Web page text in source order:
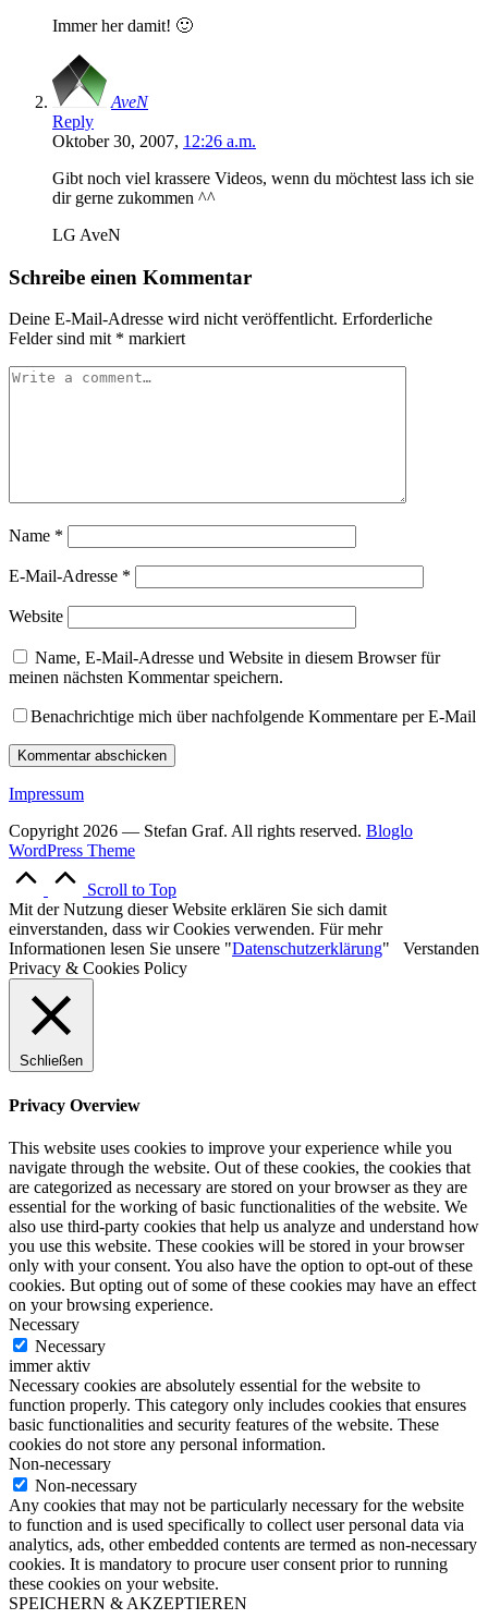
Immer her damit! 🙂
AveN
Reply
Oktober 30, 2007, 12:26 a.m.
Gibt noch viel krassere Videos, wenn du möchtest lass ich sie
dir gerne zukommen ^^
LG AveN
Schreibe einen Kommentar
Deine E-Mail-Adresse wird nicht veröffentlicht. Erforderliche
Felder sind mit * markiert
Name *
E-Mail-Adresse *
Website
Name, E-Mail-Adresse und Website in diesem Browser für
meinen nächsten Kommentar speichern.
Benachrichtige mich über nachfolgende Kommentare per E-Mail
Impressum
Copyright 2026 — Stefan Graf. All rights reserved. Bloglo
WordPress Theme
Scroll to Top
Mit der Nutzung dieser Website erklären Sie sich damit
einverstanden, dass wir Cookies verwenden. Für mehr
Informationen lesen Sie unsere "Datenschutzerklärung" Verstanden
Privacy & Cookies Policy
Schließen
Privacy Overview
This website uses cookies to improve your experience while you
navigate through the website. Out of these cookies, the cookies that
are categorized as necessary are stored on your browser as they are
essential for the working of basic functionalities of the website. We
also use third-party cookies that help us analyze and understand how
you use this website. These cookies will be stored in your browser
only with your consent. You also have the option to opt-out of these
cookies. But opting out of some of these cookies may have an effect
on your browsing experience.
Necessary
Necessary
immer aktiv
Necessary cookies are absolutely essential for the website to
function properly. This category only includes cookies that ensures
basic functionalities and security features of the website. These
cookies do not store any personal information.
Non-necessary
Non-necessary
Any cookies that may not be particularly necessary for the website
to function and is used specifically to collect user personal data via
analytics, ads, other embedded contents are termed as non-necessary
cookies. It is mandatory to procure user consent prior to running
these cookies on your website.
SPEICHERN & AKZEPTIEREN